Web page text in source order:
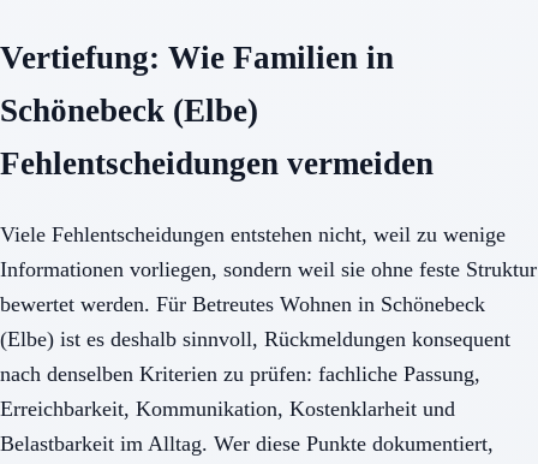
Vertiefung: Wie Familien in
Schönebeck (Elbe)
Fehlentscheidungen vermeiden
Viele Fehlentscheidungen entstehen nicht, weil zu wenige
Informationen vorliegen, sondern weil sie ohne feste Struktur
bewertet werden. Für Betreutes Wohnen in Schönebeck
(Elbe) ist es deshalb sinnvoll, Rückmeldungen konsequent
nach denselben Kriterien zu prüfen: fachliche Passung,
Erreichbarkeit, Kommunikation, Kostenklarheit und
Belastbarkeit im Alltag. Wer diese Punkte dokumentiert,